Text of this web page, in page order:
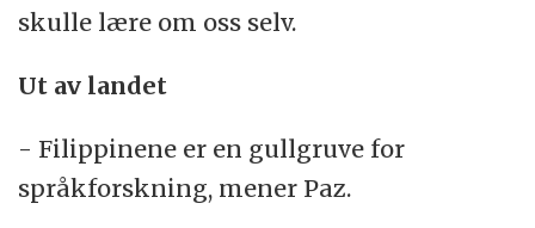
skulle lære om oss selv.
Ut av landet
- Filippinene er en gullgruve for
språkforskning, mener Paz.